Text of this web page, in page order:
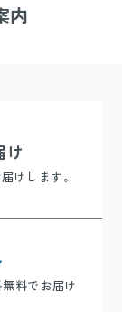
内
け
けします。
料でお届け